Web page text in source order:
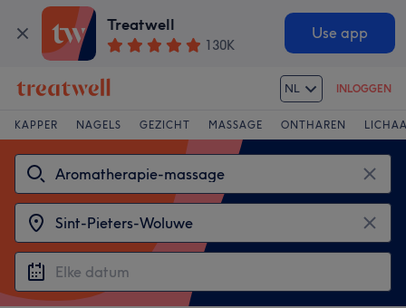
Treatwell
130K
Use app
NL INLOGGEN
KAPPER NAGELS GEZICHT MASSAGE ONTHAREN